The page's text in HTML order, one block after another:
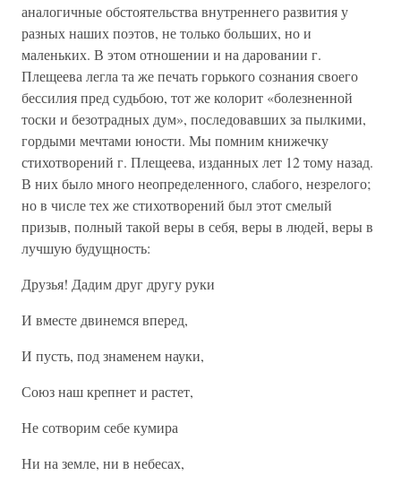
аналогичные обстоятельства внутреннего развития у
разных наших поэтов, не только больших, но и
маленьких. В этом отношении и на даровании г.
Плещеева легла та же печать горького сознания своего
бессилия пред судьбою, тот же колорит «болезненной
тоски и безотрадных дум», последовавших за пылкими,
гордыми мечтами юности. Мы помним книжечку
стихотворений г. Плещеева, изданных лет 12 тому назад.
В них было много неопределенного, слабого, незрелого;
но в числе тех же стихотворений был этот смелый
призыв, полный такой веры в себя, веры в людей, веры в
лучшую будущность:
Друзья! Дадим друг другу руки
И вместе двинемся вперед,
И пусть, под знаменем науки,
Союз наш крепнет и растет,
Не сотворим себе кумира
Ни на земле, ни в небесах,